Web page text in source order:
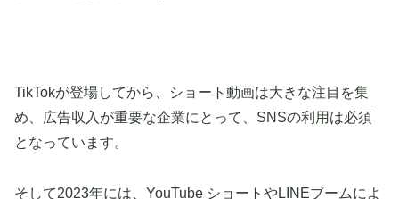
TikTokが登場してから、ショート動画は大きな注目を集
め、広告収入が重要な企業にとって、SNSの利用は必須
となっています。
そして2023年には、YouTube ショートやLINEブームによ